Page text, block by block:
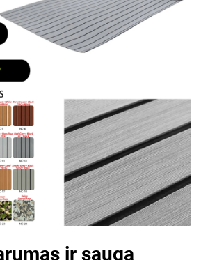
ir sauga